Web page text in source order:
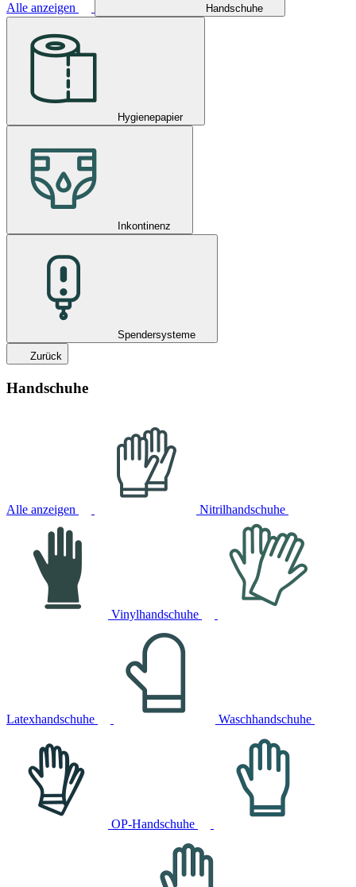
Alle anzeigen Handschuhe
Hygienepapier
Inkontinenz
Spendersysteme
Zurück
Handschuhe
Alle anzeigen Nitrilhandschuhe
Vinylhandschuhe
Latexhandschuhe Waschhandschuhe
OP-Handschuhe